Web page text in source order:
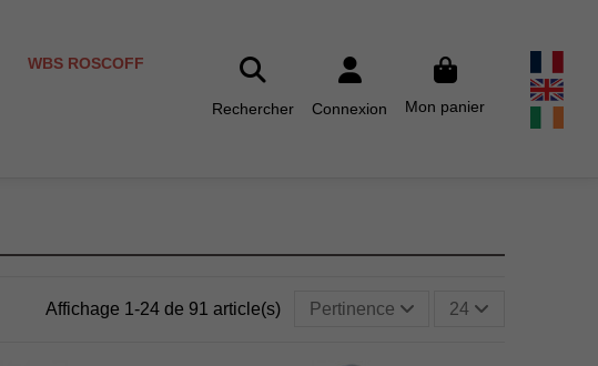
WBS ROSCOFF
Rechercher Connexion Mon panier
Affichage 1-24 de 91 article(s) Pertinence 24